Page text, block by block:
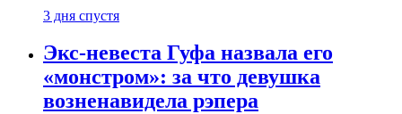
3 дня спустя
Экс-невеста Гуфа назвала его
«монстром»: за что девушка
возненавидела рэпера